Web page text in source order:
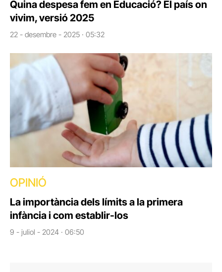
Quina despesa fem en Educació? El país on
vivim, versió 2025
22 - desembre - 2025 · 05:32
OPINIÓ
La importància dels límits a la primera
infància i com establir-los
9 - juliol - 2024 · 06:50